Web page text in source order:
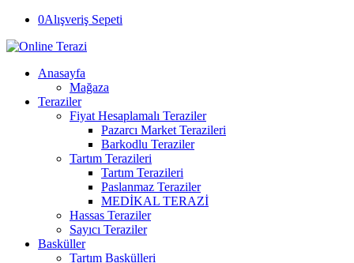
0Alışveriş Sepeti
Anasayfa
Mağaza
Teraziler
Fiyat Hesaplamalı Teraziler
Pazarcı Market Terazileri
Barkodlu Teraziler
Tartım Terazileri
Tartım Terazileri
Paslanmaz Teraziler
MEDİKAL TERAZİ
Hassas Teraziler
Sayıcı Teraziler
Basküller
Tartım Baskülleri